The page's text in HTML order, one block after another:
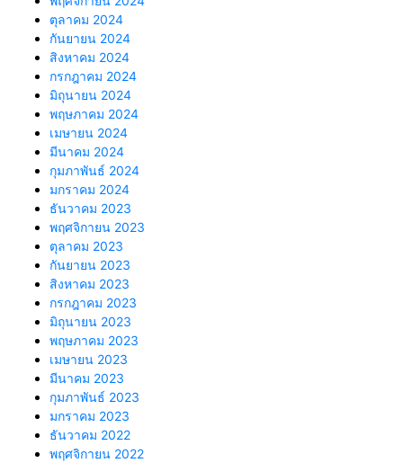
ตุลาคม 2024
กันยายน 2024
สิงหาคม 2024
กรกฎาคม 2024
มิถุนายน 2024
พฤษภาคม 2024
เมษายน 2024
มีนาคม 2024
กุมภาพันธ์ 2024
มกราคม 2024
ธันวาคม 2023
พฤศจิกายน 2023
ตุลาคม 2023
กันยายน 2023
สิงหาคม 2023
กรกฎาคม 2023
มิถุนายน 2023
พฤษภาคม 2023
เมษายน 2023
มีนาคม 2023
กุมภาพันธ์ 2023
มกราคม 2023
ธันวาคม 2022
พฤศจิกายน 2022